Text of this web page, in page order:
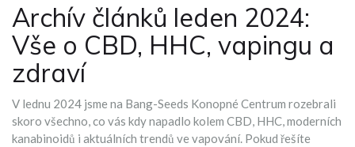
Archív článků leden 2024:
Vše o CBD, HHC, vapingu a
zdraví
V lednu 2024 jsme na Bang-Seeds Konopné Centrum rozebrali
skoro všechno, co vás kdy napadlo kolem CBD, HHC, moderních
kanabinoidů i aktuálních trendů ve vapování. Pokud řešíte